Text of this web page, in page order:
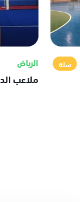
سلة الرياض
ملاعب